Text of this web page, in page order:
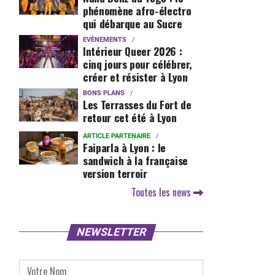
phénomène afro-électro
qui débarque au Sucre
EVÈNEMENTS
Intérieur Queer 2026 :
cinq jours pour célébrer,
créer et résister à Lyon
BONS PLANS
Les Terrasses du Fort de
retour cet été à Lyon
ARTICLE PARTENAIRE
Faiparla à Lyon : le
sandwich à la française
version terroir
Toutes les news
NEWSLETTER